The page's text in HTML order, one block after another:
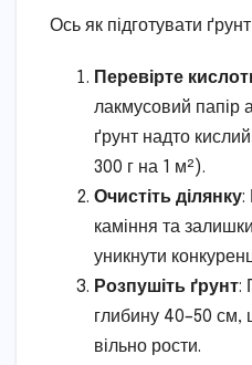
Ось як підготувати
Перевірте
лакмусовий
ґрунт надто
300 г на 1 м²).
Очистіть ділянку:
каміння та
уникнути
Розпушіть ґрунт:
глибину 40–50 см,
вільно рости.